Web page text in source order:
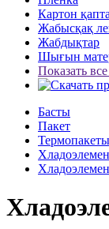
Картон
Жабысқақ
Жабдықтар
Шығын
Показать
Басты
Пакет